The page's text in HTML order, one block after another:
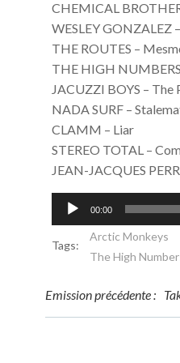
CHEMICAL
WESLEY GONZALEZ
THE ROUTES –
THE HIGH NUMBERS
JACUZZI BOYS – The
NADA SURF –
CLAMM – Liar
STEREO TOTAL –
JEAN-JACQUES
Lecteur
audio
00:00
Tags:
Arctic Monkeys
The High
Post
Emission précédente :